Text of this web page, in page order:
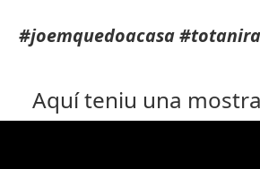
#joemquedoacasa
Aquí teniu una